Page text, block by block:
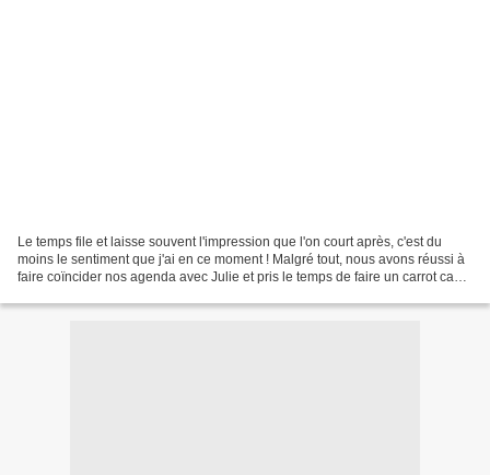
Le temps file et laisse souvent l'impression que l'on court après, c'est du
moins le sentiment que j'ai en ce moment ! Malgré tout, nous avons réussi à
faire coïncider nos agenda avec Julie et pris le temps de faire un carrot cake